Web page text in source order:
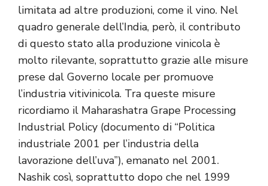
limitata ad altre produzioni, come il vino. Nel
quadro generale dell’India, però, il contributo
di questo stato alla produzione vinicola è
molto rilevante, soprattutto grazie alle misure
prese dal Governo locale per promuove
l’industria vitivinicola. Tra queste misure
ricordiamo il Maharashatra Grape Processing
Industrial Policy (documento di “Politica
industriale 2001 per l’industria della
lavorazione dell’uva”), emanato nel 2001.
Nashik così, soprattutto dopo che nel 1999